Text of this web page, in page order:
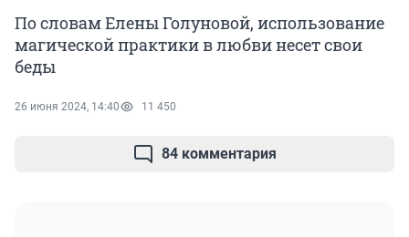
По словам Елены Голуновой, использование
магической практики в любви несет свои
беды
26 июня 2024, 14:40 11 450
84 комментария